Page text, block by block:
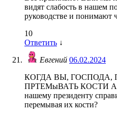
видят слабость в нашем
руководстве и понимают
10
Ответить ↓
Евгений 06.02.2024
КОГДА ВЫ, ГОСПОДА,
ПРТЕМыВАТЬ КОСТИ
нашему президенту
перемывая их кости?